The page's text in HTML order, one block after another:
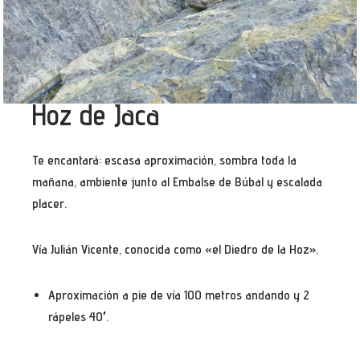
Hoz de Jaca
Te encantará: escasa aproximación, sombra toda la
mañana, ambiente junto al Embalse de Búbal y escalada
placer.
Vía Julián Vicente, conocida como «el Diedro de la Hoz».
Aproximación a pie de vía 100 metros andando y 2
rápeles 40′.